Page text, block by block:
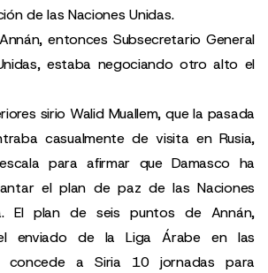
de las Naciones Unidas.
entonces Subsecretario General
estaba negociando otro alto el
sirio Walid Muallem, que la pasada
casualmente de visita en Rusia,
para afirmar que Damasco ha
el plan de paz de las Naciones
El plan de seis puntos de Annán,
enviado de la Liga Árabe en las
concede a Siria 10 jornadas para